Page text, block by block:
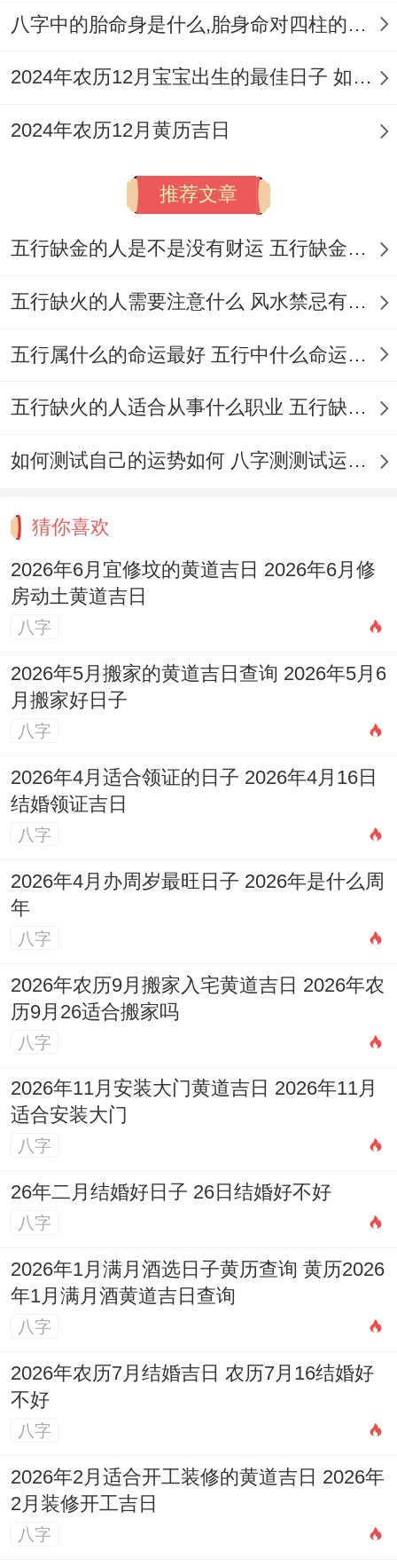
除、移徙、入宅、开市、纳财、起基、
忌:纳采、订盟、安床、谢土、破土、动土
吉时：巳时（9：00-11：00）或午时
:寻求百无禁忌、诸事皆宜的家庭，
尤其适合希望仪式隆重且全面的家族...
找原因 ：此日为青龙黄道日，是黄道吉日。
事之列。天赦日逢红艳星,利于子嗣运程。
冲虎煞南，属虎、猴者需避开.
日期:6月17日
宜 ：嫁娶、纳采、订盟、祭祀、祈福、求
嗣、开光、出火、出行、拆卸、修造、动
土、进人口、入宅、移徙、安床、交易、立
券、挂匾、纳财、安葬等。
忌:动土、掘井、破土
吉时：午时（11:00-13：00）
适合人群:注重婚姻与谐同家族人丁兴旺的家
庭，在此日修坟有祈求祖先保佑家运之意！
找原因
值日、主婚姻与谐！但需注意日冲龙煞北、
属龙、狗者需慎选。
（星期日 农历五月初七）
宜：开市、交易、立券、挂匾、开光、解
除、拆卸、动土、安床、修造、上梁、置
产、栽种、破土、安葬。
忌 ：作灶、出火、祭祀、嫁娶、入宅
吉时 :上午7-9点（辰时）、下午5-7点（酉
适合人群：希望借修坟之举在同时提振家运
与财运的家庭。
找原因:此日安葬吉日指数95分。物候「鹿
角解」,有更新之意.但值神白虎为黑道日,虎
日冲猴，属猴者不宜...
日期:6月27日
（星期六，农历五月十三）
八字中的胎命身是什么,胎身命对四柱的影响
2024年农历12月宝宝出生的最佳日子 如何挑选适合的吉日
2024年农历12月黄历吉日
推荐文章
五行缺金的人是不是没有财运 五行缺金的人命运好不好
五行缺火的人需要注意什么 风水禁忌有哪些
五行属什么的命运最好 五行中什么命运势旺盛
五行缺火的人适合从事什么职业 五行缺火的人适合从事的职业有哪些
如何测试自己的运势如何 八字测测试运运程
猜你喜欢
2026年6月宜修坟的黄道吉日 2026年6月修
房动土黄道吉日
八字
2026年5月搬家的黄道吉日查询 2026年5月6
月搬家好日子
八字
2026年4月适合领证的日子 2026年4月16日
结婚领证吉日
八字
2026年4月办周岁最旺日子 2026年是什么周
年
八字
2026年农历9月搬家入宅黄道吉日 2026年农
历9月26适合搬家吗
八字
2026年11月安装大门黄道吉日 2026年11月
适合安装大门
八字
26年二月结婚好日子 26日结婚好不好
八字
2026年1月满月酒选日子黄历查询 黄历2026
年1月满月酒黄道吉日查询
八字
2026年农历7月结婚吉日 农历7月16结婚好
不好
八字
2026年2月适合开工装修的黄道吉日 2026年
2月装修开工吉日
八字